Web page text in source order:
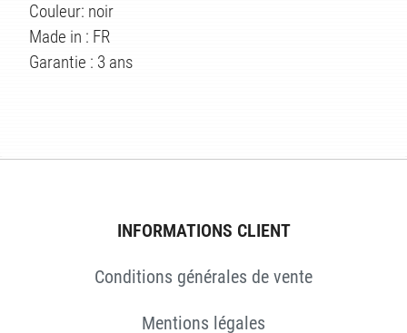
Couleur: noir
Made in : FR
Garantie : 3 ans
INFORMATIONS CLIENT
Conditions générales de vente
Mentions légales